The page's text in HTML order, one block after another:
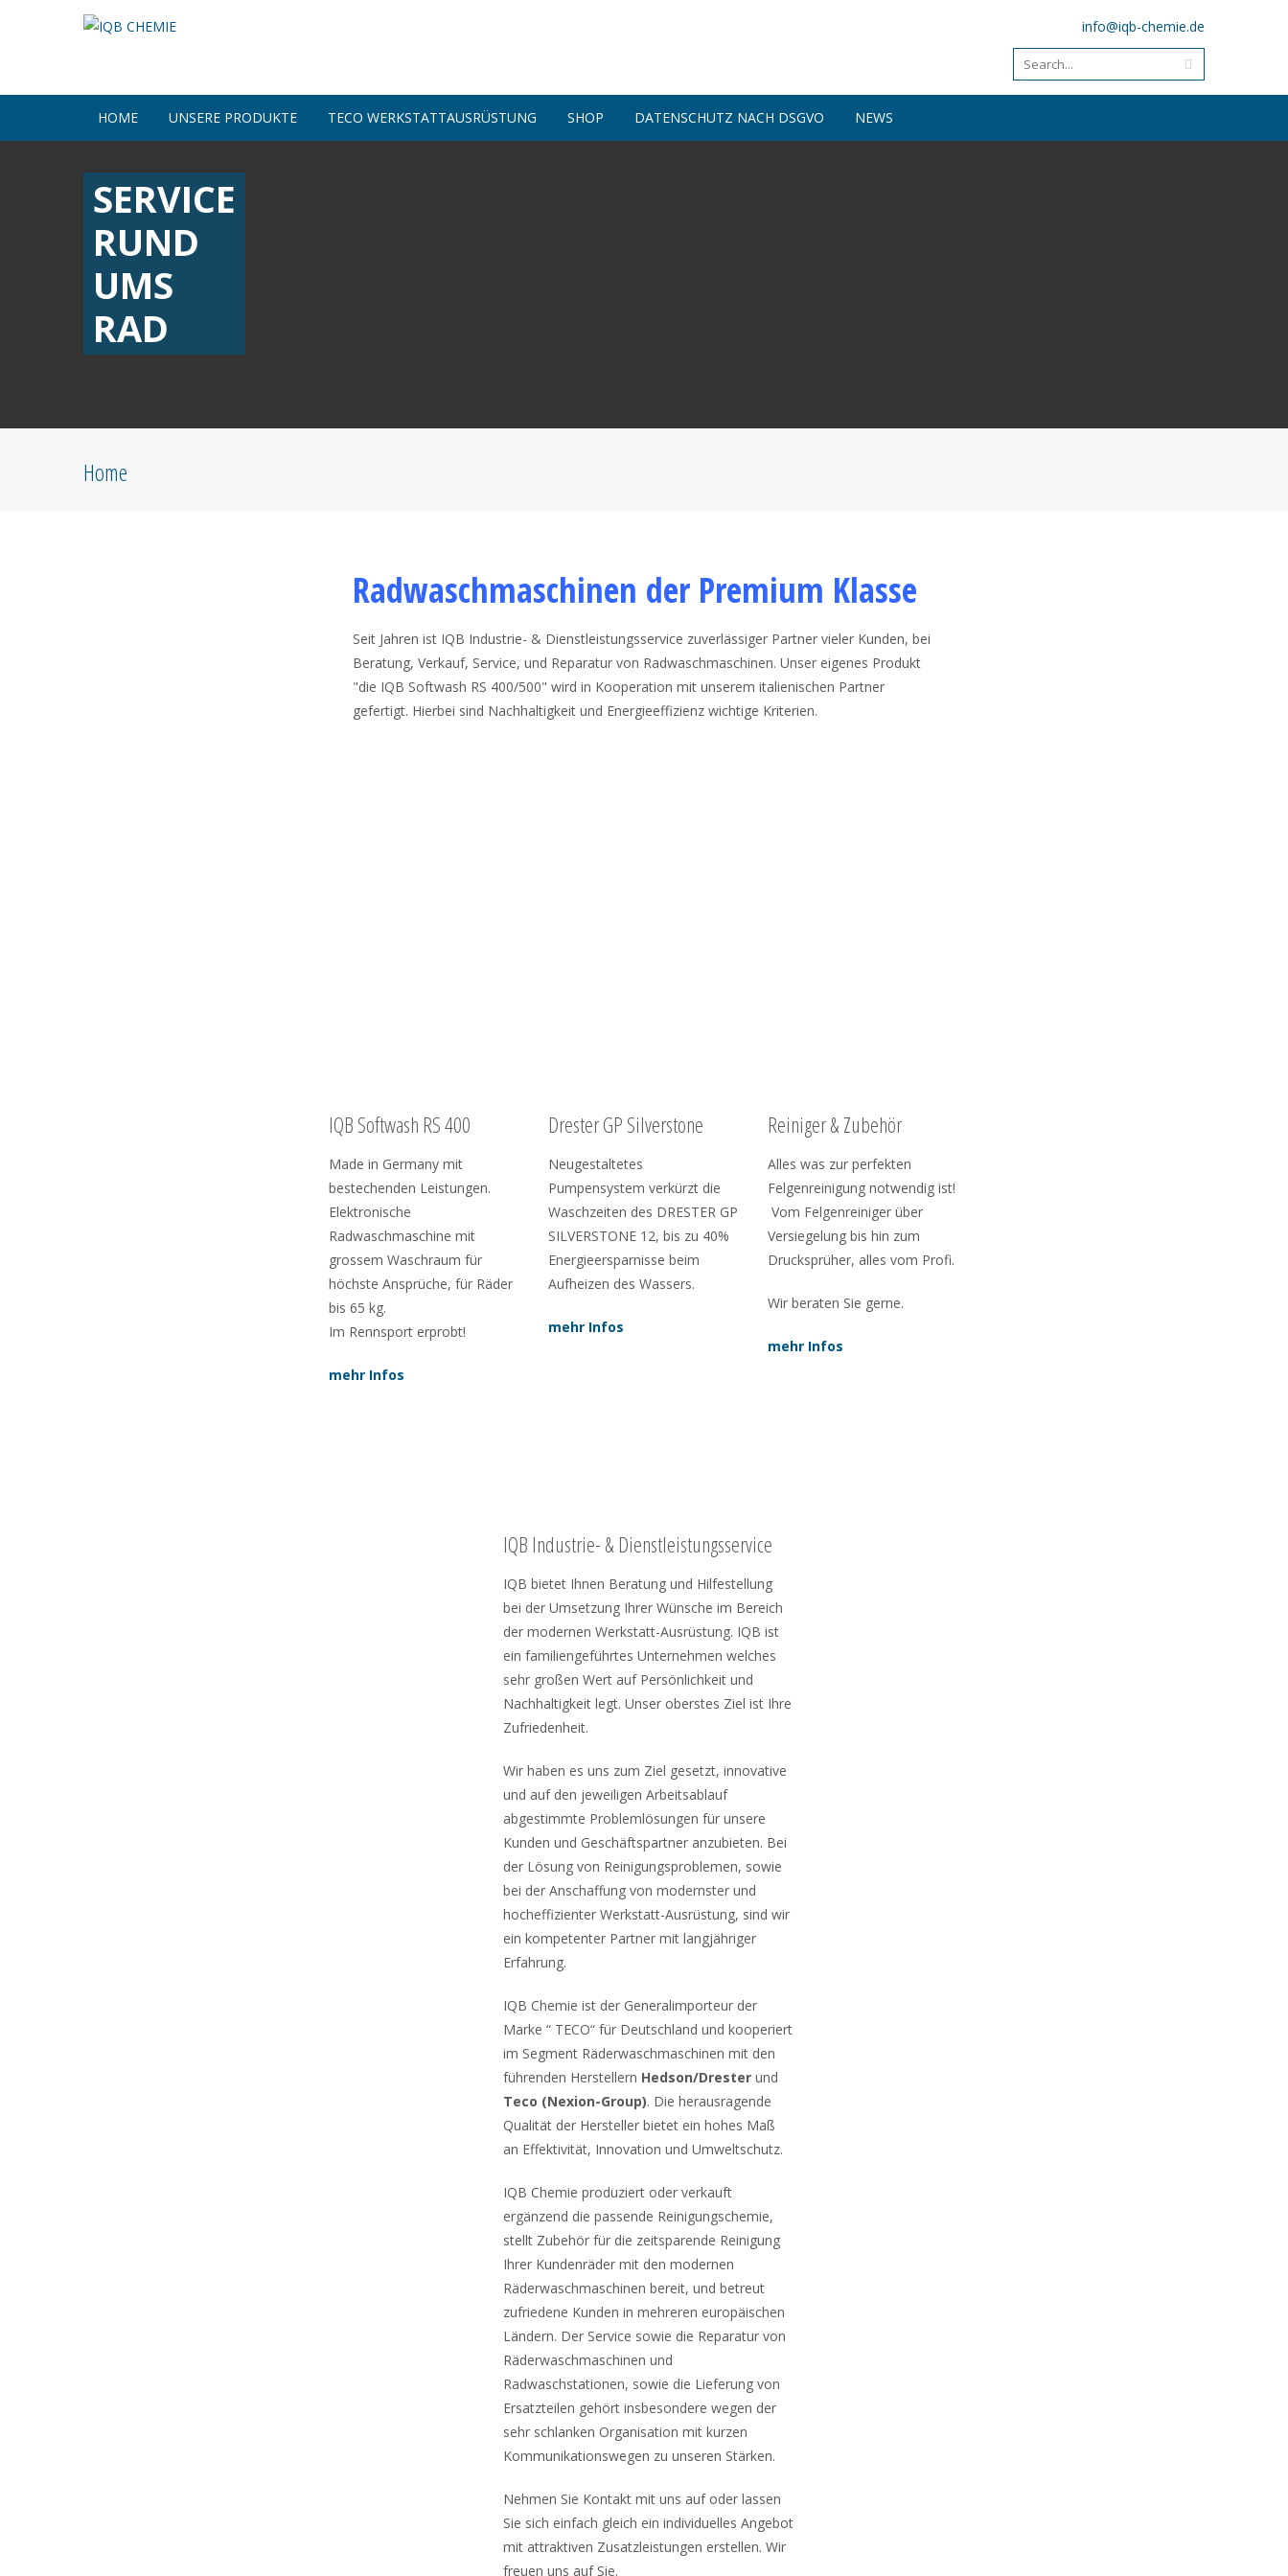
info@iqb-chemie.de
HOME UNSERE PRODUKTE TECO WERKSTATTAUSRÜSTUNG SHOP DATENSCHUTZ NACH DSGVO NEWS
SERVICE
RUND
UMS
RAD
Home
Radwaschmaschinen der Premium Klasse
Seit Jahren ist IQB Industrie- & Dienstleistungsservice zuverlässiger Partner vieler Kunden, bei
Beratung, Verkauf, Service, und Reparatur von Radwaschmaschinen. Unser eigenes Produkt
"die IQB Softwash RS 400/500" wird in Kooperation mit unserem italienischen Partner
gefertigt. Hierbei sind Nachhaltigkeit und Energieeffizienz wichtige Kriterien.
IQB Softwash RS 400
Made in Germany mit
bestechenden Leistungen.
Elektronische
Radwaschmaschine mit
grossem Waschraum für
höchste Ansprüche, für Räder
bis 65 kg.
Im Rennsport erprobt!
mehr Infos
Drester GP Silverstone
Neugestaltetes
Pumpensystem verkürzt die
Waschzeiten des DRESTER GP
SILVERSTONE 12, bis zu 40%
Energieersparnisse beim
Aufheizen des Wassers.
mehr Infos
Reiniger & Zubehör
Alles was zur perfekten
Felgenreinigung notwendig ist!
Vom Felgenreiniger über
Versiegelung bis hin zum
Drucksprüher, alles vom Profi.
Wir beraten Sie gerne.
mehr Infos
IQB Industrie- & Dienstleistungsservice
IQB bietet Ihnen Beratung und Hilfestellung
bei der Umsetzung Ihrer Wünsche im Bereich
der modernen Werkstatt-Ausrüstung. IQB ist
ein familiengeführtes Unternehmen welches
sehr großen Wert auf Persönlichkeit und
Nachhaltigkeit legt. Unser oberstes Ziel ist Ihre
Zufriedenheit.
Wir haben es uns zum Ziel gesetzt, innovative
und auf den jeweiligen Arbeitsablauf
abgestimmte Problemlösungen für unsere
Kunden und Geschäftspartner anzubieten. Bei
der Lösung von Reinigungsproblemen, sowie
bei der Anschaffung von modernster und
hocheffizienter Werkstatt-Ausrüstung, sind wir
ein kompetenter Partner mit langjähriger
Erfahrung.
IQB Chemie ist der Generalimporteur der
Marke “ TECO“ für Deutschland und kooperiert
im Segment Räderwaschmaschinen mit den
führenden Herstellern Hedson/Drester und
Teco (Nexion-Group). Die herausragende
Qualität der Hersteller bietet ein hohes Maß
an Effektivität, Innovation und Umweltschutz.
IQB Chemie produziert oder verkauft
ergänzend die passende Reinigungschemie,
stellt Zubehör für die zeitsparende Reinigung
Ihrer Kundenräder mit den modernen
Räderwaschmaschinen bereit, und betreut
zufriedene Kunden in mehreren europäischen
Ländern. Der Service sowie die Reparatur von
Räderwaschmaschinen und
Radwaschstationen, sowie die Lieferung von
Ersatzteilen gehört insbesondere wegen der
sehr schlanken Organisation mit kurzen
Kommunikationswegen zu unseren Stärken.
Nehmen Sie Kontakt mit uns auf oder lassen
Sie sich einfach gleich ein individuelles Angebot
mit attraktiven Zusatzleistungen erstellen. Wir
freuen uns auf Sie.